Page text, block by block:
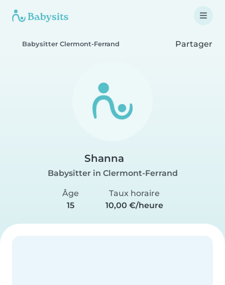
Babysitter Clermont-Ferrand Partager
Shanna
Babysitter in Clermont-Ferrand
Âge
15
Taux horaire
10,00 €/heure